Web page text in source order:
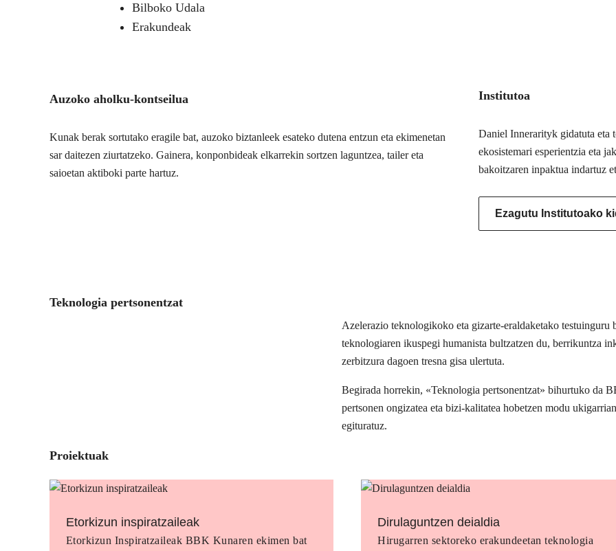
Bilboko Udala
Erakundeak
Auzoko aholku-kontseilua
Kunak berak sortutako eragile bat, auzoko biztanleek esateko dutena entzun eta ekimenetan
sar daitezen ziurtatzeko. Gainera, konponbideak elkarrekin sortzen laguntzea, tailer eta
saioetan aktiboki parte hartuz.
Institutoa
Daniel Innerarityk gidatuta eta
ekosistemari esperientzia eta
bakoitzaren inpaktua indartuz
Ezagutu Institutoako
Teknologia pertsonentzat
Azelerazio teknologikoko eta gizarte-eraldaketako
teknologiaren ikuspegi humanista bultzatzen du, berrikuntza
zerbitzura dagoen tresna gisa ulertuta.
Begirada horrekin, «Teknologia pertsonentzat» bihurtuko da
pertsonen ongizatea eta bizi-kalitatea hobetzen modu
egituratuz.
Proiektuak
Etorkizun inspiratzaileak
Etorkizun Inspiratzaileak BBK Kunaren ekimen bat
Dirulaguntzen deialdia
Hirugarren sektoreko erakundeetan teknologia